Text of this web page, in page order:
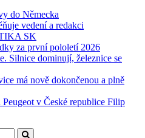
do Německa
vedení a redakci
SK
za první pololetí 2026
Silnice dominují, železnice se
má nově dokončenou a plně
v České republice Filip